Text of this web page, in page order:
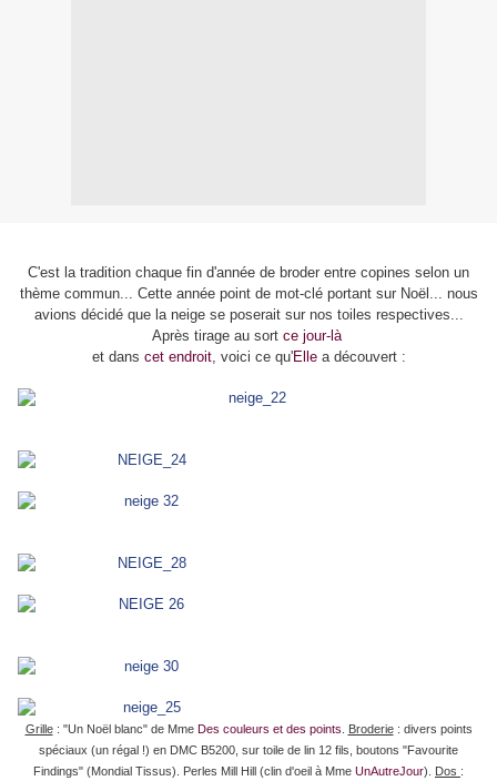
C'est la tradition chaque fin d'année de broder entre copines selon un
thème commun... Cette année point de mot-clé portant sur Noël... nous
avions décidé que la neige se poserait sur nos toiles respectives...
Après tirage au sort ce jour-là
et dans cet endroit, voici ce qu'Ellea découvert :
Grille: "Un Noël blanc" de Mme Des couleurs et des points Broderie: divers points
spéciaux (un régal !) en DMC B5200, sur toile de lin 12 fils, boutons "Favourite
Findings" (Mondial Tissus). Perles Mill Hill (clin d'oeil à Mme UnAutreJour). Dos :